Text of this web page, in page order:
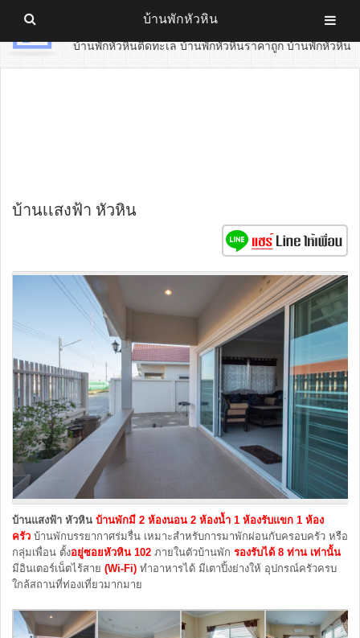
บ้านพักหัวหิน
บ้านพักหัวหินติดทะเล บ้านพักหัวหินราคาถูก บ้านพักหัวหิน
บ้านเเสงฟ้า หัวหิน
บ้านแสงฟ้า หัวหิน บ้านพักมี 2 ห้องนอน 2 ห้องน้ำ 1 ห้องรับแขก 1 ห้อง
ครัว บ้านพักบรรยากาศร่มรื่น เหมาะสำหรับการมาพักผ่อนกับครอบครัว หรือ
กลุ่มเพื่อน ตั้งอยู่ซอยหัวหิน 102 ภายในตัวบ้านพัก รองรับได้ 8 ท่าน เท่านั้น
มีอินเตอร์เน็ตไร้สาย (Wi-Fi) ทำอาหารได้ มีเตาปิ้งย่างให้ อุปกรณ์ครัวครบ
ใกล้สถานที่ท่องเที่ยวมากมาย
บ้านพักหัวหิน